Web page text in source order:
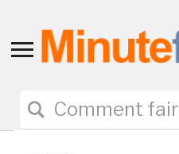
Toggle
navigation